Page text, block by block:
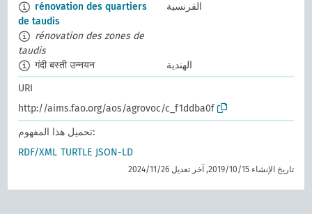
rénovation des quartiers
de taudis
الفرنسية
rénovation des zones de
taudis
गंदी बस्ती उन्नयन
الهندية
URI
http://aims.fao.org/aos/agrovoc/c_f1ddba0f
تحميل هذا المفهوم:
RDF/XML TURTLE JSON-LD
تاريخ الإنشاء 15‏/10‏/2019, آخر تعديل 26‏/11‏/2024